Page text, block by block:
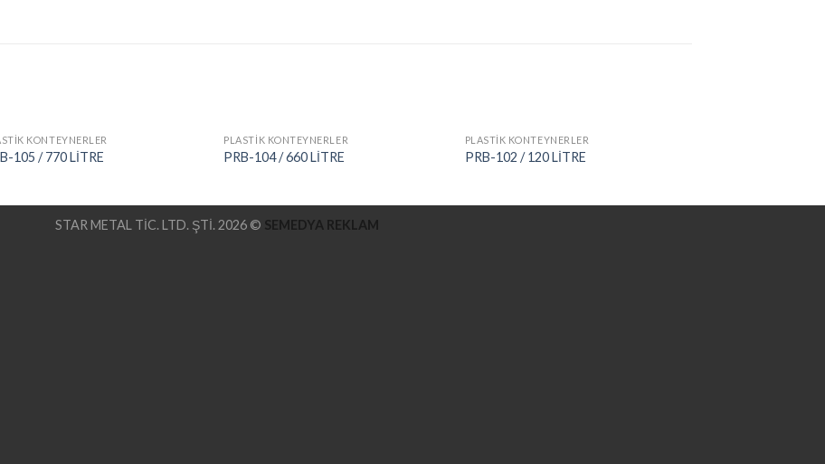
KONTEYNERLER
105 / 770 LİTRE
PLASTİK KONTEYNERLER
PRB-104 / 660 LİTRE
PLASTİK KONTEYNERLER
PRB-102 / 120 LİTRE
STAR METAL TİC. LTD. ŞTİ. 2026 © SEMEDYA REKLAM